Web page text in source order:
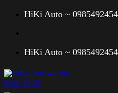
HiKi Auto ~
HiKi Auto ~